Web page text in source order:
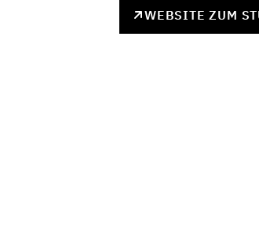
WEBSITE ZUM